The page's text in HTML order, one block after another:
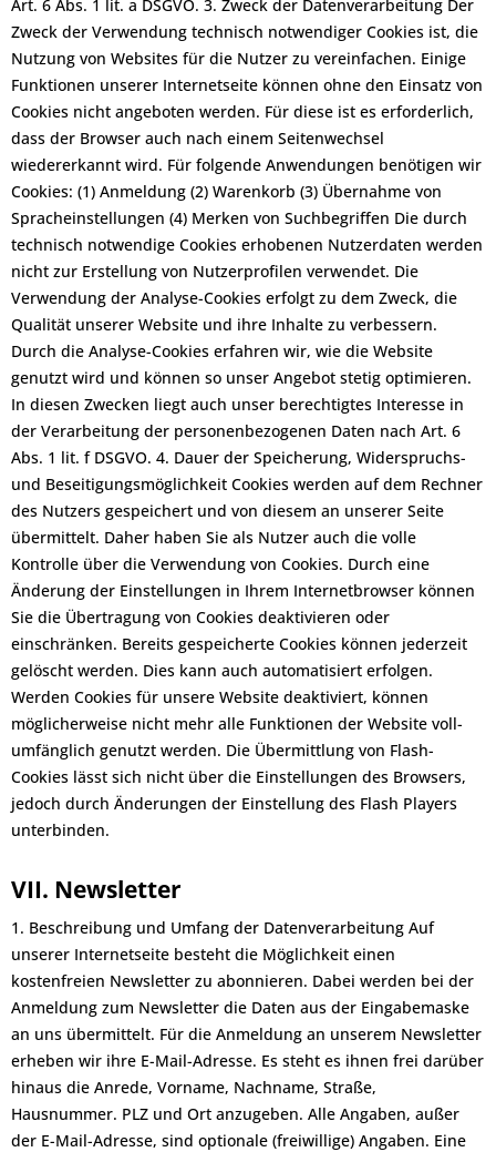
Art. 6 Abs. 1 lit. a DSGVO. 3. Zweck der Datenverarbeitung Der
Zweck der Verwendung technisch notwendiger Cookies ist, die
Nutzung von Websites für die Nutzer zu vereinfachen. Einige
Funktionen unserer Internetseite können ohne den Einsatz von
Cookies nicht angeboten werden. Für diese ist es erforderlich,
dass der Browser auch nach einem Seitenwechsel
wiedererkannt wird. Für folgende Anwendungen benötigen wir
Cookies: (1) Anmeldung (2) Warenkorb (3) Übernahme von
Spracheinstellungen (4) Merken von Suchbegriffen Die durch
technisch notwendige Cookies erhobenen Nutzerdaten werden
nicht zur Erstellung von Nutzerprofilen verwendet. Die
Verwendung der Analyse-Cookies erfolgt zu dem Zweck, die
Qualität unserer Website und ihre Inhalte zu verbessern.
Durch die Analyse-Cookies erfahren wir, wie die Website
genutzt wird und können so unser Angebot stetig optimieren.
In diesen Zwecken liegt auch unser berechtigtes Interesse in
der Verarbeitung der personenbezogenen Daten nach Art. 6
Abs. 1 lit. f DSGVO. 4. Dauer der Speicherung, Widerspruchs-
und Beseitigungsmöglichkeit Cookies werden auf dem Rechner
des Nutzers gespeichert und von diesem an unserer Seite
übermittelt. Daher haben Sie als Nutzer auch die volle
Kontrolle über die Verwendung von Cookies. Durch eine
Änderung der Einstellungen in Ihrem Internetbrowser können
Sie die Übertragung von Cookies deaktivieren oder
einschränken. Bereits gespeicherte Cookies können jederzeit
gelöscht werden. Dies kann auch automatisiert erfolgen.
Werden Cookies für unsere Website deaktiviert, können
möglicherweise nicht mehr alle Funktionen der Website voll-
umfänglich genutzt werden. Die Übermittlung von Flash-
Cookies lässt sich nicht über die Einstellungen des Browsers,
jedoch durch Änderungen der Einstellung des Flash Players
unterbinden.
VII. Newsletter
1. Beschreibung und Umfang der Datenverarbeitung Auf
unserer Internetseite besteht die Möglichkeit einen
kostenfreien Newsletter zu abonnieren. Dabei werden bei der
Anmeldung zum Newsletter die Daten aus der Eingabemaske
an uns übermittelt. Für die Anmeldung an unserem Newsletter
erheben wir ihre E-Mail-Adresse. Es steht es ihnen frei darüber
hinaus die Anrede, Vorname, Nachname, Straße,
Hausnummer. PLZ und Ort anzugeben. Alle Angaben, außer
der E-Mail-Adresse, sind optionale (freiwillige) Angaben. Eine